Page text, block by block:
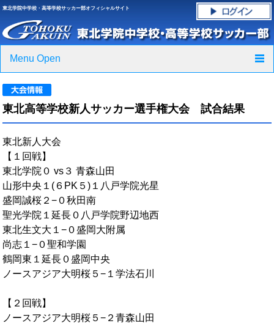
東北学院中学校・高等学校サッカー部オフィシャルサイト
Menu Open
ニュース
スケジュール
フォトギャラリー
応援グッズご案内
東北高等学校新人サッカー選手権大会 試合結果
東北新人大会
【１回戦】
東北学院０ vs３ 青森山田
山形中央１(６PK５)１八戸学院光星
盛岡誠桜２−０秋田南
聖光学院１延長０八戸学院野辺地西
東北生文大１−０盛岡大附属
尚志１−０聖和学園
鶴岡東１延長０盛岡中央
ノースアジア大明桜５−１学法石川
【２回戦】
ノースアジア大明桜５−２青森山田